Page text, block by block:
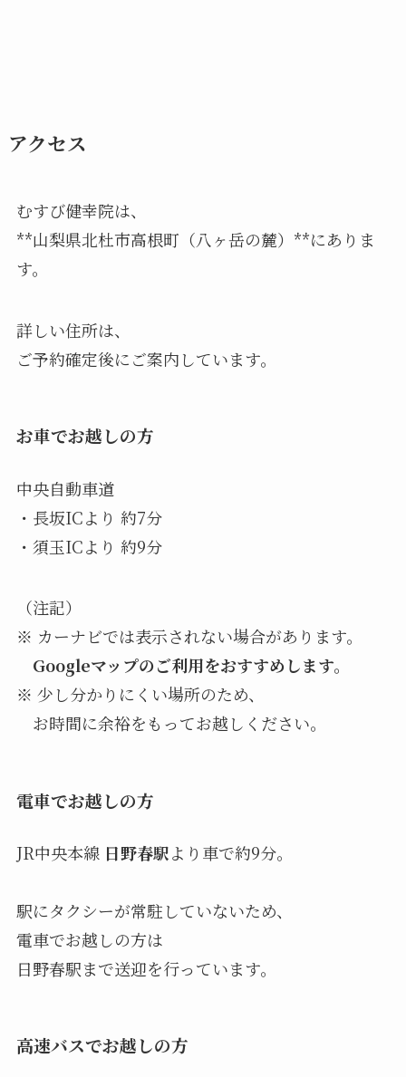
アクセス
むすび健幸院は、
**山梨県北杜市高根町（八ヶ岳の麓）**にありま
す。
詳しい住所は、
ご予約確定後にご案内しています。
お車でお越しの方
中央自動車道
・長坂ICより 約7分
・須玉ICより 約9分
（注記）
※ カーナビでは表示されない場合があります。
Googleマップのご利用をおすすめします。
※ 少し分かりにくい場所のため、
お時間に余裕をもってお越しください。
電車でお越しの方
JR中央本線 日野春駅より車で約9分。
駅にタクシーが常駐していないため、
電車でお越しの方は
日野春駅まで送迎を行っています。
高速バスでお越しの方